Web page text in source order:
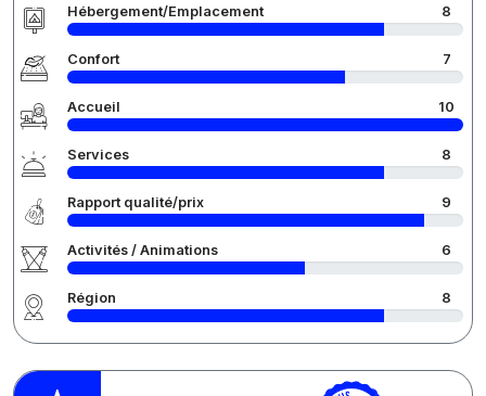
Hébergement/Emplacement 8
Confort 7
Accueil 10
Services 8
Rapport qualité/prix 9
Activités / Animations 6
Région 8